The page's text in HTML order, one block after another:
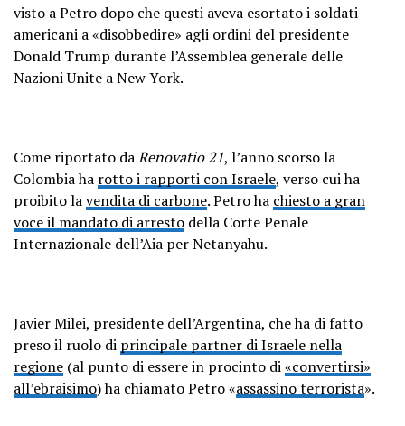
visto a Petro dopo che questi aveva esortato i soldati
americani a «disobbedire» agli ordini del presidente
Donald Trump durante l’Assemblea generale delle
Nazioni Unite a New York.
Come riportato daRenovatio 21, l’anno scorso la
Colombia ha rotto i rapporti con Israele, verso cui ha
proibito lavendita di carbone. Petro ha chiesto a gran
voce il mandato di arresto della Corte Penale
Internazionale dell’Aia per Netanyahu.
Javier Milei, presidente dell’Argentina, che ha di fatto
preso il ruolo di principale partner di Israele nella
regione (al punto di essere in procinto di«convertirsi»
all’ebraisimo) ha chiamato Petro «assassino terrorista».